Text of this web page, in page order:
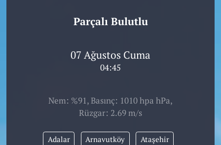
Parçalı Bulutlu
07 Ağustos Cuma
04:45
Nem: %91, Basınç: 1010 hpa hPa,
Rüzgar: 2.69 m/s
Adalar Arnavutköy Ataşehir